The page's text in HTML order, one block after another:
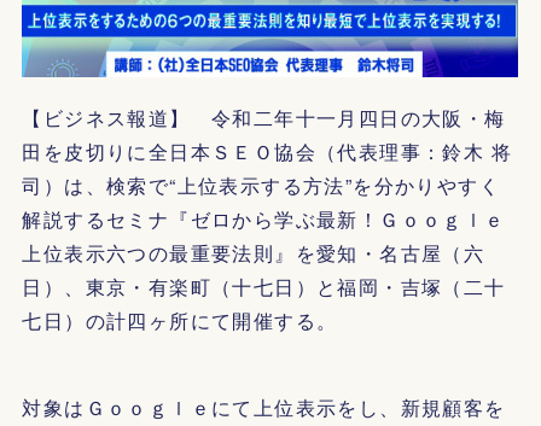
【ビジネス報道】 令和二年十一月四日の大阪・梅
田を皮切りに全日本ＳＥＯ協会（代表理事：鈴木 将
司）は、検索で“上位表示する方法”を分かりやすく
解説するセミナ『ゼロから学ぶ最新！Ｇｏｏｇｌｅ
上位表示六つの最重要法則』を愛知・名古屋（六
日）、東京・有楽町（十七日）と福岡・吉塚（二十
七日）の計四ヶ所にて開催する。
対象はＧｏｏｇｌｅにて上位表示をし、新規顧客を